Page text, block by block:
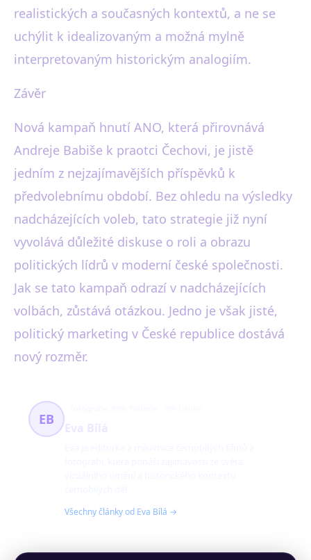
realistických a současných kontextů, a ne se
uchýlit k idealizovaným a možná mylně
interpretovaným historickým analogiím.
Závěr
Nová kampaň hnutí ANO, která přirovnává
Andreje Babiše k praotci Čechovi, je jistě
jedním z nejzajímavějších příspěvků k
předvolebnímu období. Bez ohledu na výsledky
nadcházejících voleb, tato strategie již nyní
vyvolává důležité diskuse o roli a obrazu
politických lídrů v moderní české společnosti.
Jak se tato kampaň odrazí v nadcházejících
volbách, zůstává otázkou. Jedno je však jisté,
politický marketing v České republice dostává
nový rozměr.
EB
Všechny články od Eva Bílá →